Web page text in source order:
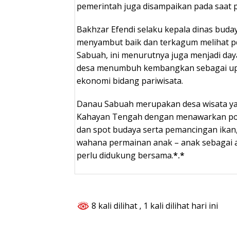
pemerintah juga disampaikan pada saat
Bakhzar Efendi selaku kepala dinas
menyambut baik dan terkagum melihat
Sabuah, ini menurutnya juga menjadi
desa menumbuh kembangkan sebagai
ekonomi bidang pariwisata.
Danau Sabuah merupakan desa wisata
Kahayan Tengah dengan menawarkan
dan spot budaya serta pemancingan
wahana permainan anak – anak
perlu didukung bersama.*.*
8 kali dilihat , 1 kali dilihat hari ini